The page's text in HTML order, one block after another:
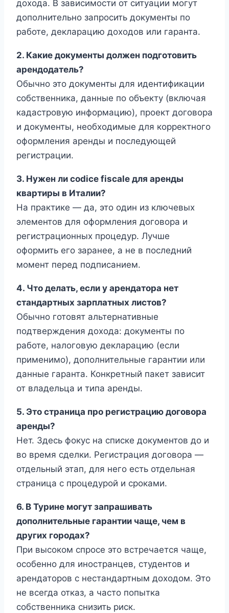
дохода. В зависимости от ситуации могут
дополнительно запросить документы по
работе, декларацию доходов или гаранта.
2. Какие документы должен подготовить
арендодатель?
Обычно это документы для идентификации
собственника, данные по объекту (включая
кадастровую информацию), проект договора
и документы, необходимые для корректного
оформления аренды и последующей
регистрации.
3. Нужен ли codice fiscale для аренды
квартиры в Италии?
На практике — да, это один из ключевых
элементов для оформления договора и
регистрационных процедур. Лучше
оформить его заранее, а не в последний
момент перед подписанием.
4. Что делать, если у арендатора нет
стандартных зарплатных листов?
Обычно готовят альтернативные
подтверждения дохода: документы по
работе, налоговую декларацию (если
применимо), дополнительные гарантии или
данные гаранта. Конкретный пакет зависит
от владельца и типа аренды.
5. Это страница про регистрацию договора
аренды?
Нет. Здесь фокус на списке документов до и
во время сделки. Регистрация договора —
отдельный этап, для него есть отдельная
страница с процедурой и сроками.
6. В Турине могут запрашивать
дополнительные гарантии чаще, чем в
других городах?
При высоком спросе это встречается чаще,
особенно для иностранцев, студентов и
арендаторов с нестандартным доходом. Это
не всегда отказ, а часто попытка
собственника снизить риск.